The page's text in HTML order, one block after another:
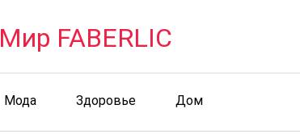
Мир FABERLIC
Мода Здоровье Дом